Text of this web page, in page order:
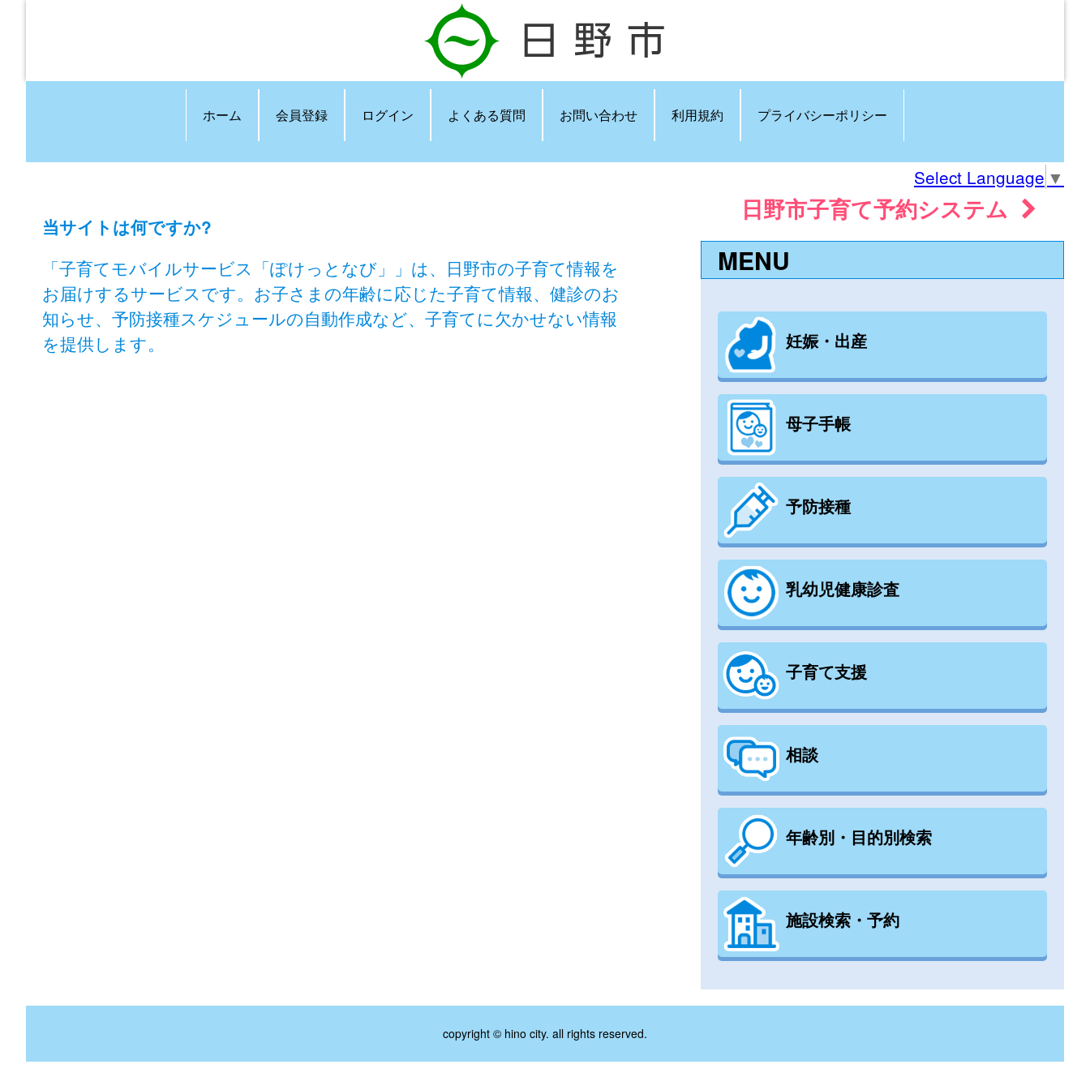
ホーム 会員登録 ログイン よくある質問 お問い合わせ 利用規約 プライバシーポリシー
Select Language ▼
当サイトは何ですか?
「子育てモバイルサービス「ぽけっとなび」」は、日野市の子育て情報を
お届けするサービスです。お子さまの年齢に応じた子育て情報、健診のお
知らせ、予防接種スケジュールの自動作成など、子育てに欠かせない情報
を提供します。
日野市子育て予約システム
MENU
妊娠・出産
母子手帳
予防接種
乳幼児健康診査
子育て支援
相談
年齢別・目的別検索
施設検索・予約
copyright © hino city. all rights reserved.